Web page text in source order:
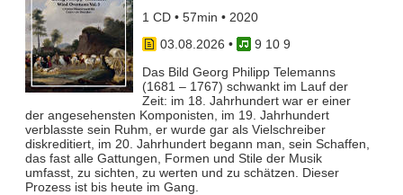
1 CD • 57min • 2020
03.08.2026 •
9 10 9
Das Bild Georg Philipp Telemanns
(1681 – 1767) schwankt im Lauf der
Zeit: im 18. Jahrhundert war er einer
der angesehensten Komponisten, im 19. Jahrhundert
verblasste sein Ruhm, er wurde gar als Vielschreiber
diskreditiert, im 20. Jahrhundert begann man, sein Schaffen,
das fast alle Gattungen, Formen und Stile der Musik
umfasst, zu sichten, zu werten und zu schätzen. Dieser
Prozess ist bis heute im Gang.